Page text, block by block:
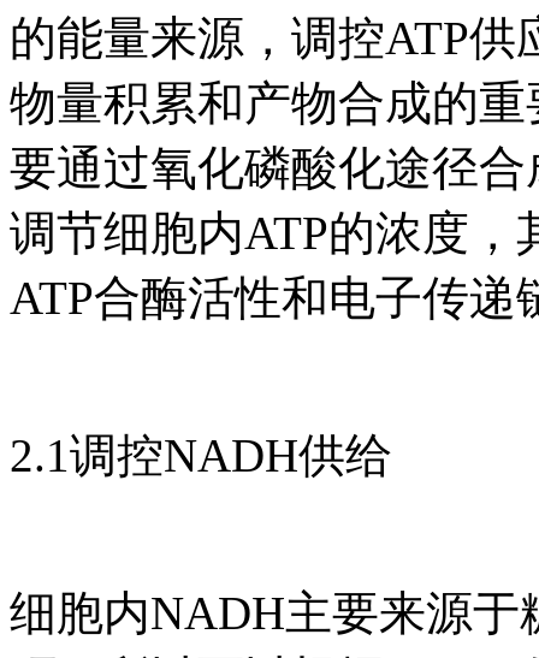
的能量来源，调控ATP
物量积累和产物合成的
要通过氧化磷酸化途径
调节细胞内ATP的浓度
ATP合酶活性和电子传递
2.1调控NADH供给
细胞内NADH主要来源